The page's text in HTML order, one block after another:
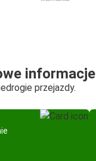
informacje
przejazdy.